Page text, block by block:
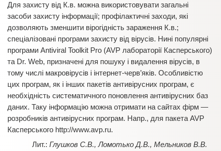
Для захисту від К.в. можна використовувати загальні
засоби захисту інформації; профілактичні заходи, які
дозволяють зменшити вірогідність зараження К.в.;
спеціалізовані програми захисту від вірусів. Нині популярні
програми Antiviral Toolkit Pro (AVP лабораторії Касперського)
та Dr. Web, призначені для пошуку і видалення вірусів, в
тому числі макровірусів і інтернет-черв’яків. Особливістю
цих програм, як і інших пакетів антивірусних програм, є
необхідність систематичного поновлення антивірусних баз
даних. Таку інформацію можна отримати на сайтах фірм —
розробників антивірусних програм. Напр., для пакета AVP
Касперського http://www.avp.ru.
Глушков С.В., Ломотько Д.В., Мельников В.В.